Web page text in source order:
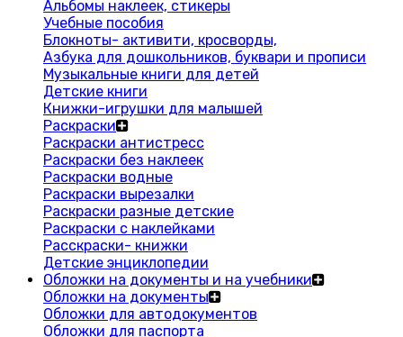
Альбомы наклеек, стикеры
Учебные пособия
Блокноты- активити, кросворды,
Азбука для дошкольников, буквари и прописи
Музыкальные книги для детей
Детские книги
Книжки-игрушки для малышей
Раскраски
Раскраски антистресс
Раскраски без наклеек
Раскраски водные
Раскраски вырезалки
Раскраски разные детские
Раскраски с наклейками
Расскраски- книжки
Детские энциклопедии
Обложки на документы и на учебники
Обложки на документы
Обложки для автодокументов
Обложки для паспорта